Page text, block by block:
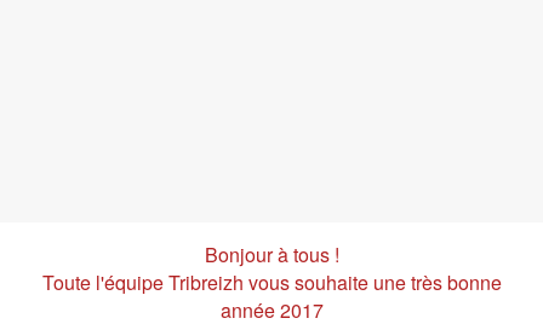
Bonjour à tous !
Toute l'équipe Tribreizh vous souhaite une très bonne
année 2017